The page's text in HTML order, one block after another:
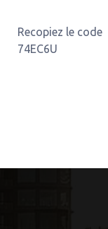
Recopiez le code
74EC6U